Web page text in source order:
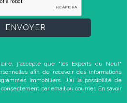
ENVOYER
j'accepte que "les Experts du Neuf"
afin de recevoir des informations
immobiliers. J'ai la possibilité de
par email ou courrier. En savoir